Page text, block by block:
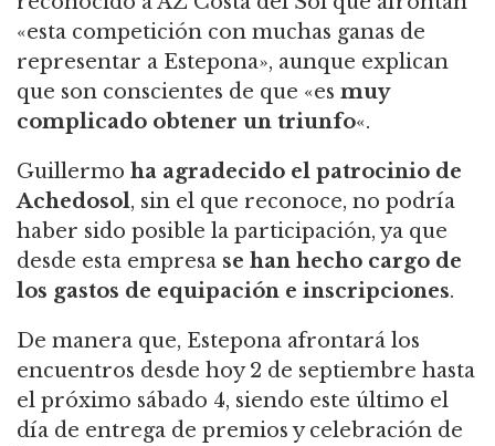
«esta competición con muchas ganas de
representar a Estepona», aunque explican
que son conscientes de que «es muy
complicado obtener un triunfo«.
Guillermo ha agradecido el patrocinio de
Achedosol, sin el que reconoce, no podría
haber sido posible la participación, ya que
desde esta empresa se han hecho cargo de
los gastos de equipación e inscripciones.
De manera que, Estepona afrontará los
encuentros desde hoy 2 de septiembre hasta
el próximo sábado 4, siendo este último el
día de entrega de premios y celebración de